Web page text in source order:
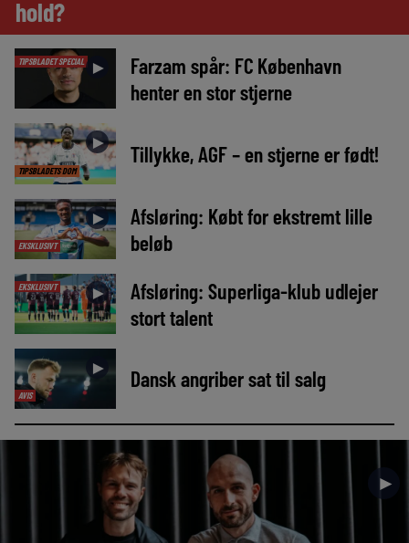
hold?
TIPSBLADET SPECIAL ►
Farzam spår: FC København
henter en stor stjerne
TIPSBLADETS DOM
► Tillykke, AGF – en stjerne er født!
EKSKLUSIVT
►
Afsløring: Købt for ekstremt lille
beløb
EKSKLUSIVT ►
Afsløring: Superliga-klub udlejer
stort talent
AVIS
► Dansk angriber sat til salg
►